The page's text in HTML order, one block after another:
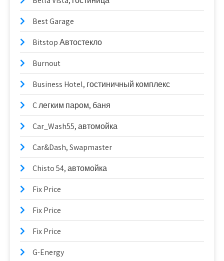
Best Garage
Bitstop Автостекло
Burnout
Business Hotel, гостиничный комплекс
C легким паром, баня
Car_Wash55, автомойка
Car&Dash, Swapmaster
Chisto 54, автомойка
Fix Price
Fix Price
Fix Price
G-Energy